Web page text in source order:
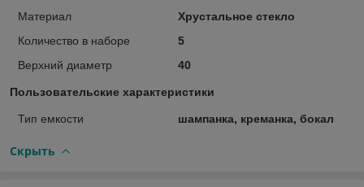
Материал
Хрустальное стекло
Количество в наборе
5
Верхний диаметр
40
Пользовательские характеристики
Тип емкости шампанка, креманка, бокал
Скрыть